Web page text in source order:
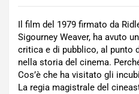
Il film del 1979 firmato da
Sigourney Weaver, ha avuto
critica e di pubblico, al punto
nella storia del cinema.
Cos’è che ha visitato gli
La regia magistrale del